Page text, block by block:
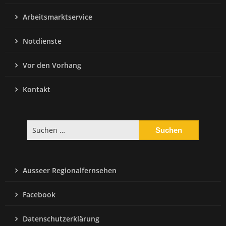
Arbeitsmarktservice
Notdienste
Vor den Vorhang
Kontakt
Suchen
nach:
Ausseer Regionalfernsehen
Facebook
Datenschutzerklärung